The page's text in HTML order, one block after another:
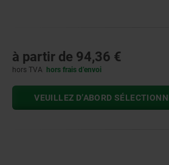
à partir de 94,36 €
hors TVA hors frais d’envoi
VEUILLEZ D’ABORD